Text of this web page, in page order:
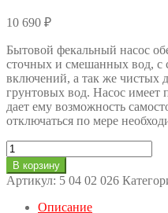
10 690 ₽
Бытовой фекальный насос
сточных и смешанных вод, с
включений, а так же чистых
грунтовых вод. Насос имеет
дает ему возможность
отключаться по мере
Количество
товара
Насос
фекальный
КРАТОН
В корзину
Артикул: 5 04 02 026
Описание